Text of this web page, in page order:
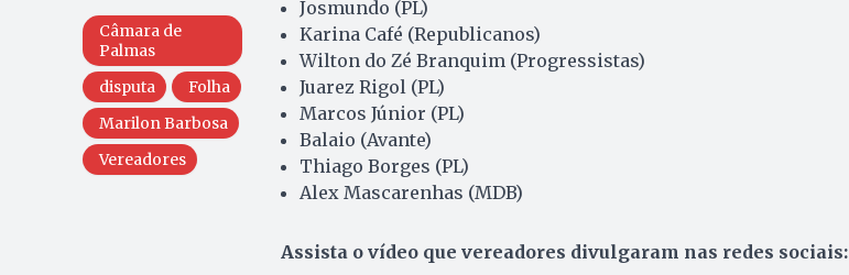
Câmara de
Palmas
disputa
Folha
Marilon Barbosa
Vereadores
Josmundo (PL)
Karina Café (Republicanos)
Wilton do Zé Branquim (Progressistas)
Juarez Rigol (PL)
Marcos Júnior (PL)
Balaio (Avante)
Thiago Borges (PL)
Alex Mascarenhas (MDB)
Assista o vídeo que vereadores divulgaram nas redes sociais: